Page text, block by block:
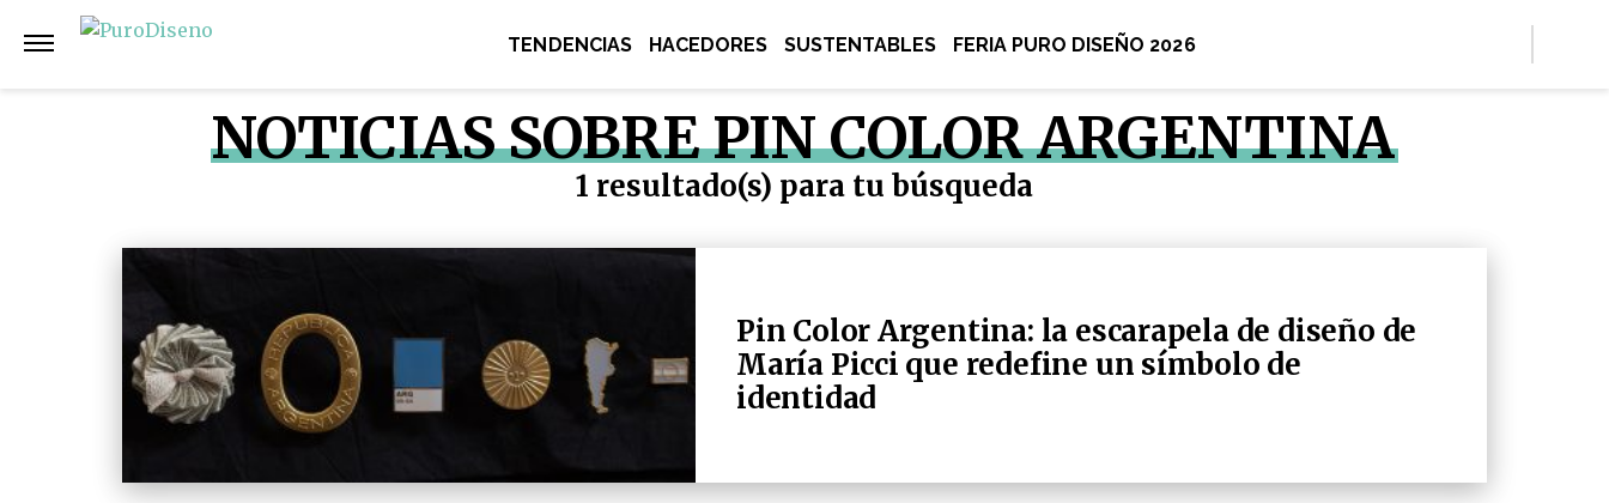
TENDENCIAS HACEDORES SUSTENTABLES FERIA PURO DISEÑO 2026
NOTICIAS SOBRE PIN COLOR ARGENTINA
1 resultado(s) para tu búsqueda
Pin Color Argentina: la escarapela de diseño de
María Picci que redefine un símbolo de
identidad